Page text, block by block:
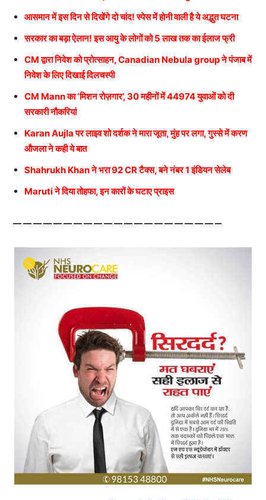
आसमान में इस दिन से दिखेंगे दो चांद! स्पेस में होनी वाली है ये अद्भुत घटना
सरकार का बड़ा ऐलान! इस आयु के लोगों को 5 लाख तक का ईलाज फ्री
CM द्वारा निवेश को प्रोत्साहन, Canadian Nebula group ने पंजाब में
निवेश के लिए दिखाई दिलचस्पी
CM Mann का ‘मिशन रोज़गार’, 30 महीनों में 44974 युवाओं को दी
सरकारी नौकरियां
Karan Aujla पर लाइव शो दर्शक ने मारा जूता, मुंह पर लगा, गुस्से में करण
औजला ने कही ये बात
Shahrukh Khan ने भरा 92 CR टैक्स, बने नंबर 1 इंडियन सेलेब
Maruti ने दिया तोहफा, इन कारों के घटाए प्राइस
————————————————————–